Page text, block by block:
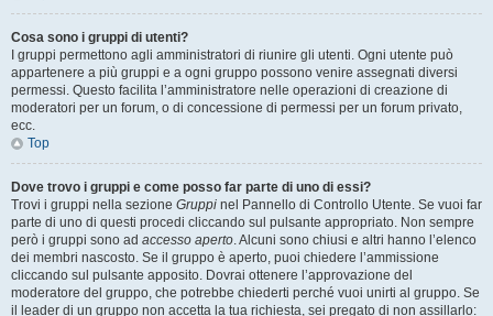
Cosa sono i gruppi di utenti?
I gruppi permettono agli amministratori di riunire gli utenti. Ogni utente può
appartenere a più gruppi e a ogni gruppo possono venire assegnati diversi
permessi. Questo facilita l’amministratore nelle operazioni di creazione di
moderatori per un forum, o di concessione di permessi per un forum privato,
ecc.
Top
Dove trovo i gruppi e come posso far parte di uno di essi?
Trovi i gruppi nella sezione Gruppi nel Pannello di Controllo Utente. Se vuoi far
parte di uno di questi procedi cliccando sul pulsante appropriato. Non sempre
però i gruppi sono ad accesso aperto. Alcuni sono chiusi e altri hanno l’elenco
dei membri nascosto. Se il gruppo è aperto, puoi chiedere l’ammissione
cliccando sul pulsante apposito. Dovrai ottenere l’approvazione del
moderatore del gruppo, che potrebbe chiederti perché vuoi unirti al gruppo. Se
il leader di un gruppo non accetta la tua richiesta, sei pregato di non assillarlo: